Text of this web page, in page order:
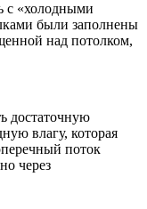
с «холодными
были заполнены
над потолком,
достаточную
влагу, которая
поток
через